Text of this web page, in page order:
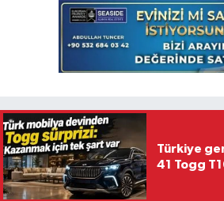
Türkiye
41 Togg